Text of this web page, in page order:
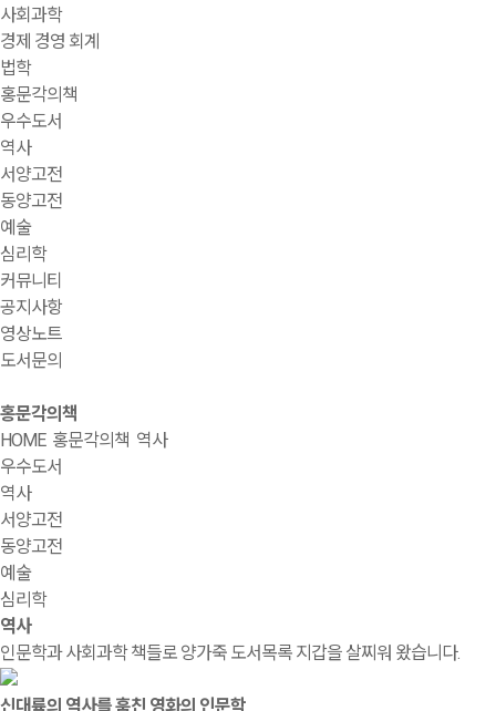
사회과학
경제 경영 회계
법학
홍문각의책
우수도서
역사
서양고전
동양고전
예술
심리학
커뮤니티
공지사항
영상노트
도서문의
홍문각의책
HOME 홍문각의책 역사
우수도서
역사
서양고전
동양고전
예술
심리학
역사
인문학과 사회과학 책들로 양가죽 도서목록 지갑을 살찌워 왔습니다.
신대륙의 역사를 훔친 영화의 인문학